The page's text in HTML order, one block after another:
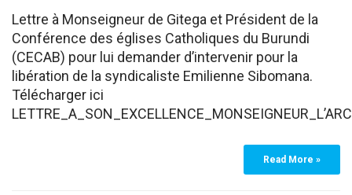
Lettre à Monseigneur de Gitega et Président de la
Conférence des églises Catholiques du Burundi
(CECAB) pour lui demander d’intervenir pour la
libération de la syndicaliste Emilienne Sibomana.
Télécharger ici
Read More »